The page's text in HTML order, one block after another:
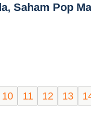
Saham Pop
10 11 12 13